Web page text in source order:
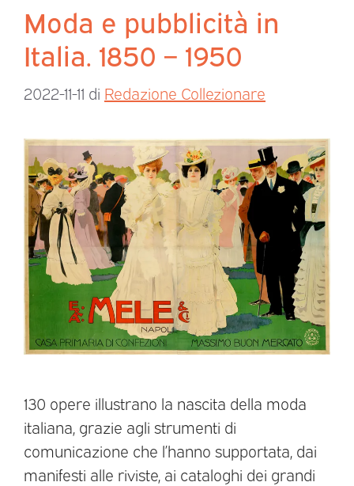
Moda e pubblicità in
Italia. 1850 – 1950
2022-11-11 di Redazione Collezionare
130 opere illustrano la nascita della moda
italiana, grazie agli strumenti di
comunicazione che l’hanno supportata, dai
manifesti alle riviste, ai cataloghi dei grandi